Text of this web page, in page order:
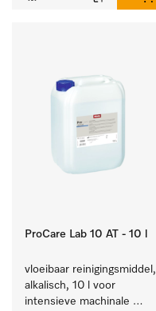
ProCare Lab 10 AT - 10 l
vloeibaar reinigingsmiddel,
alkalisch, 10 l voor
intensieve machinale